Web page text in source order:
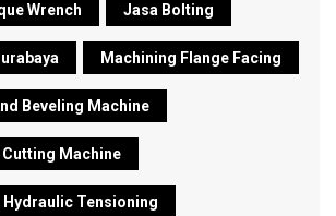
Wrench Jasa Bolting
Machining Flange Facing
Beveling Machine
Machine
Tensioning